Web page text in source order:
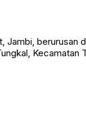
Jambi, berurusan
Kecamatan